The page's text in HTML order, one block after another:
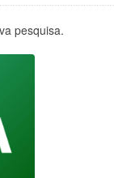
pesquisa.